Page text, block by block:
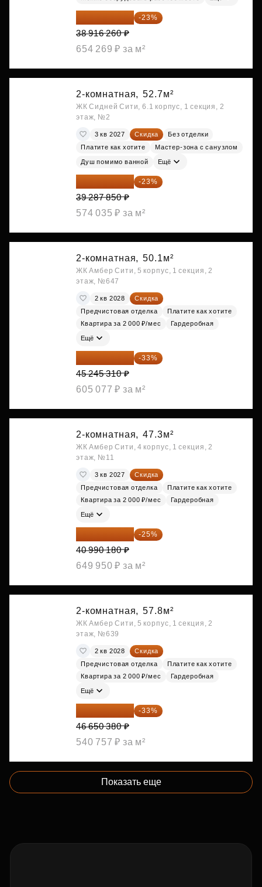
29 965 520 ₽ -23%
38 916 260 ₽
654 269 ₽ за м²
2-комнатная, 52.7м²
ЖК Сидней Сити, 6.1 корпус, 1 секция, 2
этаж, №2
3 кв 2027 Скидка
Без отделки
Платите как хотите
Мастер-зона с санузлом
Душ помимо ванной Ещё
30 251 645 ₽ -23%
39 287 850 ₽
574 035 ₽ за м²
2-комнатная, 50.1м²
ЖК Амбер Сити, 5 корпус, 1 секция, 2
этаж, №647
2 кв 2028
Скидка
Предчистовая отделка
Платите как хотите
Квартира за 2 000 ₽/мес
Гардеробная
Ещё
30 314 358 ₽ -33%
45 245 310 ₽
605 077 ₽ за м²
2-комнатная, 47.3м²
ЖК Амбер Сити, 4 корпус, 1 секция, 2
этаж, №11
3 кв 2027
Скидка
Предчистовая отделка
Платите как хотите
Квартира за 2 000 ₽/мес
Гардеробная
Ещё
30 742 635 ₽ -25%
40 990 180 ₽
649 950 ₽ за м²
2-комнатная, 57.8м²
ЖК Амбер Сити, 5 корпус, 1 секция, 2
этаж, №639
2 кв 2028
Скидка
Предчистовая отделка
Платите как хотите
Квартира за 2 000 ₽/мес
Гардеробная
Ещё
31 255 755 ₽ -33%
46 650 380 ₽
540 757 ₽ за м²
Показать еще